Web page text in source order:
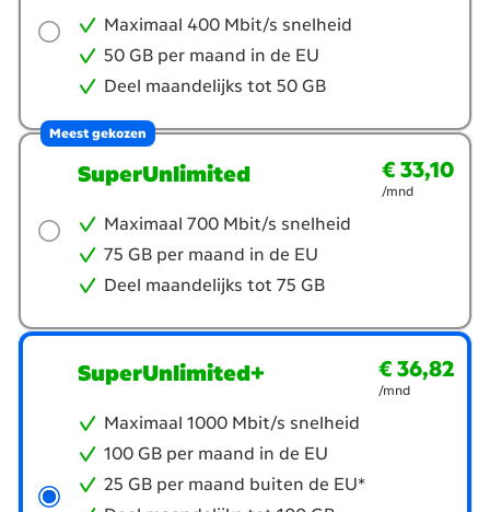
Maximaal 400 Mbit/s snelheid
50 GB per maand in de EU
Deel maandelijks tot 50 GB
Meest gekozen
SuperUnlimited € 33,10
€ 33,10
per maand
/mnd
Maximaal 700 Mbit/s snelheid
75 GB per maand in de EU
Deel maandelijks tot 75 GB
SuperUnlimited+ € 36,82
€ 36,82
per maand
/mnd
Maximaal 1000 Mbit/s snelheid
100 GB per maand in de EU
25 GB per maand buiten de EU*